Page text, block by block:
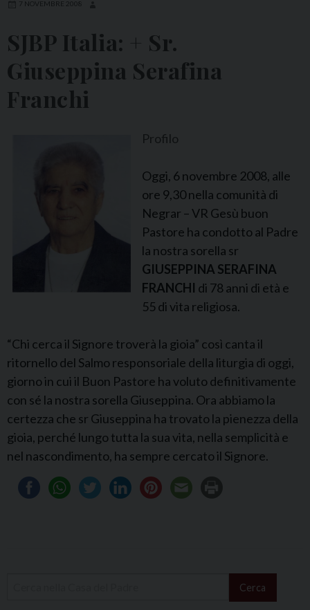
7 NOVEMBRE 2008
SJBP Italia: + Sr.
Giuseppina Serafina
Franchi
Profilo
Oggi, 6 novembre 2008, alle
ore 9,30 nella comunità di
Negrar – VR Gesù buon
Pastore ha condotto al Padre
la nostra sorella sr
GIUSEPPINA SERAFINA
FRANCHI di 78 anni di età e
55 di vita religiosa.
“Chi cerca il Signore troverà la gioia” così canta il
ritornello del Salmo responsoriale della liturgia di oggi,
giorno in cui il Buon Pastore ha voluto definitivamente
con sé la nostra sorella Giuseppina. Ora abbiamo la
certezza che sr Giuseppina ha trovato la pienezza della
gioia, perché lungo tutta la sua vita, nella semplicità e
nel nascondimento, ha sempre cercato il Signore.
Cerca